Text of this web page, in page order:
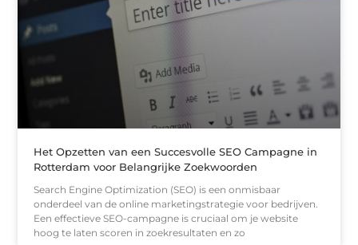
Het Opzetten van een Succesvolle SEO Campagne in
Rotterdam voor Belangrijke Zoekwoorden
Search Engine Optimization (SEO) is een onmisbaar
onderdeel van de online marketingstrategie voor bedrijven.
Een effectieve SEO-campagne is cruciaal om je website
hoog te laten scoren in zoekresultaten en zo